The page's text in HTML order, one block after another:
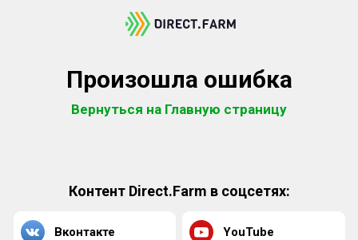
Произошла ошибка
Вернуться на Главную страницу
Контент Direct.Farm в соцсетях:
Вконтакте YouTube